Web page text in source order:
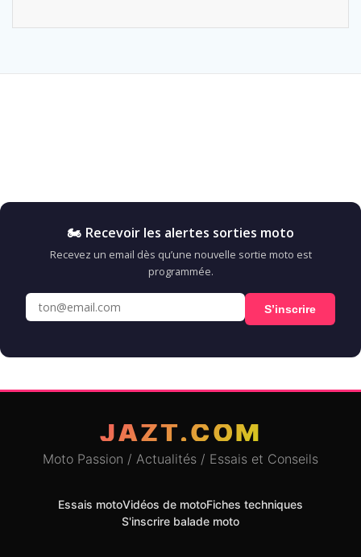
🏍️ Recevoir les alertes sorties moto
Recevez un email dès qu’une nouvelle sortie moto est
programmée.
S’inscrire
JAZT.COM
Moto Passion / Actualités / Essais et Conseils
Essais motoVidéos de motoFiches techniques
S'inscrire balade moto